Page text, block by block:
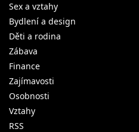
Sex a vztahy
Bydlení a design
Děti a rodina
Zábava
Finance
Zajímavosti
Osobnosti
Vztahy
RSS